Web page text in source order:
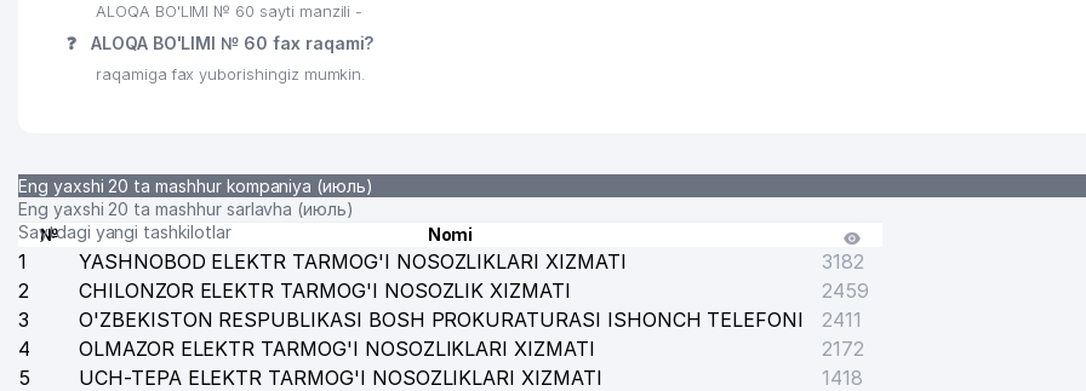
28 TURKIYA RESPUBLIKASI ELChINONASI
AFROSIYOB-SAN'AT XUSUSIY KORXONASI
31 O'ZBEKISTON RESPUBLIKASI FANLAR AKADEMIYASI IMMUNOLOGIYA VA INSON GENOMIKASI INSTITUTI
32 TARIX INSTITUTI O'ZBEKISTON RESPUBLIKASI FANLAR AKADEMIYASI
O'ZBEKISTON RESPUBLIKA FANLAR AKADEMIYASI
DAV MChJ
RIM-KATOLIK MARKAZI MARKAZI
ALOQA BO'LIMI № 60 sayti manzili -
❓ ALOQA BO'LIMI № 60 fax raqami?
raqamiga fax yuborishingiz mumkin.
Eng yaxshi 20 ta mashhur kompaniya (июль)
Eng yaxshi 20 ta mashhur sarlavha (июль)
Saytdagi yangi tashkilotlar
№ Nomi
1 YASHNOBOD ELEKTR TARMOG'I NOSOZLIKLARI XIZMATI
3182
2
CHILONZOR ELEKTR TARMOG'I NOSOZLIK XIZMATI
2459
3
O'ZBEKISTON RESPUBLIKASI BOSH PROKURATURASI ISHONCH TELEFONI
2411
4
OLMAZOR ELEKTR TARMOG'I NOSOZLIKLARI XIZMATI
2172
5
UCH-TEPA ELEKTR TARMOG'I NOSOZLIKLARI XIZMATI
1418